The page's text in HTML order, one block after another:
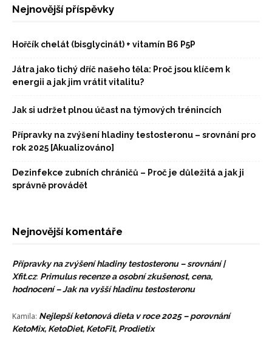
Nejnovější příspěvky
Hořčík chelát (bisglycinát) + vitamín B6 P5P
Játra jako tichý dříč našeho těla: Proč jsou klíčem k
energii a jak jim vrátit vitalitu?
Jak si udržet plnou účast na týmových trénincích
Přípravky na zvýšení hladiny testosteronu – srovnání pro
rok 2025 [Akualizováno]
Dezinfekce zubních chráničů – Proč je důležitá a jak ji
správně provádět
Nejnovější komentáře
Přípravky na zvýšení hladiny testosteronu – srovnání |
Xfit.cz: Primulus recenze a osobní zkušenost, cena,
hodnocení – Jak na vyšší hladinu testosteronu
Kamila: Nejlepší ketonová dieta v roce 2025 – porovnání
KetoMix, KetoDiet, KetoFit, Prodietix